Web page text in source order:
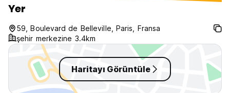
wasn't a super
this could be
longer stay and
rooftop bar.
Yer
59, Boulevard de Belleville, Paris, Fransa
şehir merkezine 3.4km
Haritayı Görüntüle